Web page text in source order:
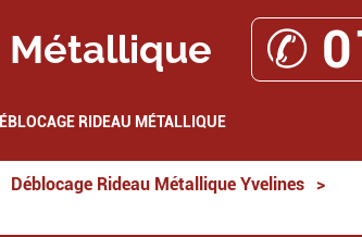
Métallique ✆
RIDEAU MÉTALLIQUE
Déblocage Rideau Métallique Yvelines
>